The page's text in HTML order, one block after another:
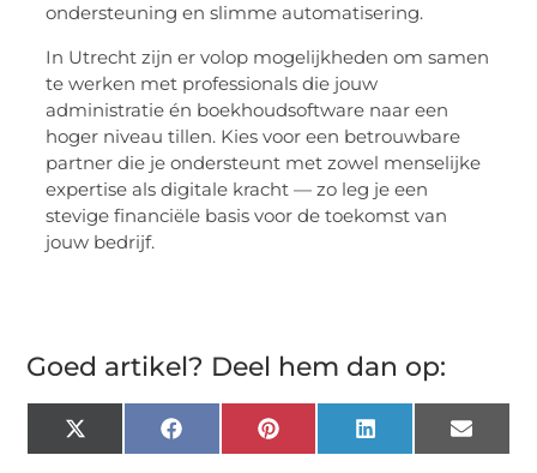
ondersteuning en slimme automatisering.
In Utrecht zijn er volop mogelijkheden om samen
te werken met professionals die jouw
administratie én boekhoudsoftware naar een
hoger niveau tillen. Kies voor een betrouwbare
partner die je ondersteunt met zowel menselijke
expertise als digitale kracht — zo leg je een
stevige financiële basis voor de toekomst van
jouw bedrijf.
Goed artikel? Deel hem dan op:
X
(Twitter)
FacebookPinterestLinkedInEmail